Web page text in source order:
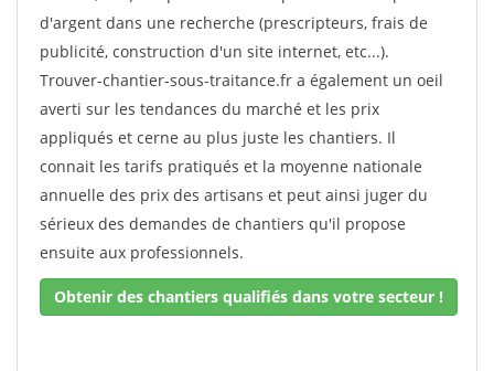
d'argent dans une recherche (prescripteurs, frais de
publicité, construction d'un site internet, etc...).
Trouver-chantier-sous-traitance.fr a également un oeil
averti sur les tendances du marché et les prix
appliqués et cerne au plus juste les chantiers. Il
connait les tarifs pratiqués et la moyenne nationale
annuelle des prix des artisans et peut ainsi juger du
sérieux des demandes de chantiers qu'il propose
ensuite aux professionnels.
Obtenir des chantiers qualifiés dans votre secteur !